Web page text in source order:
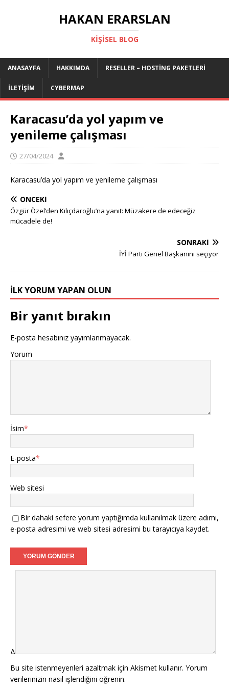
HAKAN ERARSLAN
KIŞISEL BLOG
ANASAYFA HAKKIMDA RESELLER – HOSTING PAKETLERI
İLETIŞIM CYBERMAP
Karacasu’da yol yapım ve
yenileme çalışması
27/04/2024
Karacasu’da yol yapım ve yenileme çalışması
ÖNCEKI
Özgür Özel’den Kılıçdaroğlu’na yanıt: Müzakere de edeceğiz
mücadele de!
SONRAKI
İYİ Parti Genel Başkanını seçiyor
İLK YORUM YAPAN OLUN
Bir yanıt bırakın
E-posta hesabınız yayımlanmayacak.
Yorum
İsim*
E-posta*
Web sitesi
Bir dahaki sefere yorum yaptığımda kullanılmak üzere adımı,
e-posta adresimi ve web sitesi adresimi bu tarayıcıya kaydet.
Δ
Bu site istenmeyenleri azaltmak için Akismet kullanır. Yorum
verilerinizin nasıl işlendiğini öğrenin.